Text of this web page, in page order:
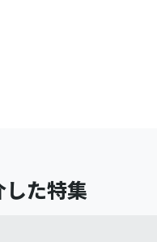
した特集